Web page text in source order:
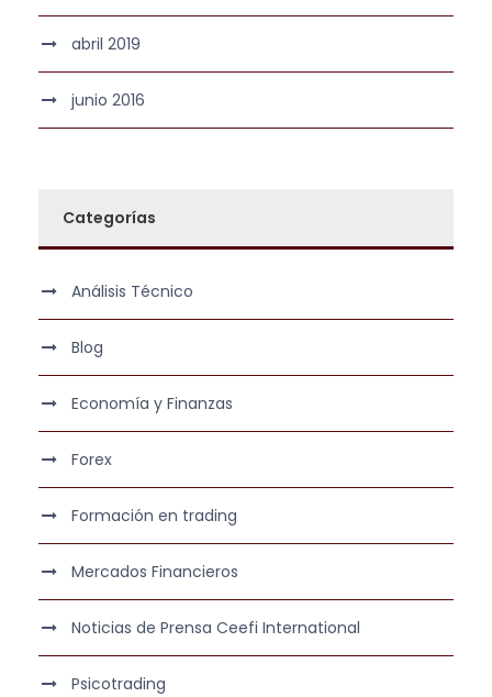
abril 2019
junio 2016
Categorías
Análisis Técnico
Blog
Economía y Finanzas
Forex
Formación en trading
Mercados Financieros
Noticias de Prensa Ceefi International
Psicotrading